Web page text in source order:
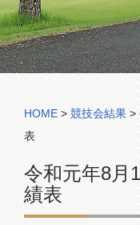
HOME > 競技会結果 >
表
令和元年8月
績表